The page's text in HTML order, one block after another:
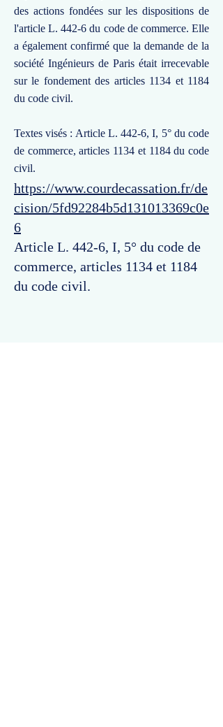
des actions fondées sur les dispositions de
l'article L. 442-6 du code de commerce. Elle
a également confirmé que la demande de la
société Ingénieurs de Paris était irrecevable
sur le fondement des articles 1134 et 1184
du code civil.
Textes visés : Article L. 442-6, I, 5° du code
de commerce, articles 1134 et 1184 du code
civil.
https://www.courdecassation.fr/de
cision/5fd92284b5d131013369c0e
6
Article L. 442-6, I, 5° du code de
commerce, articles 1134 et 1184
du code civil.